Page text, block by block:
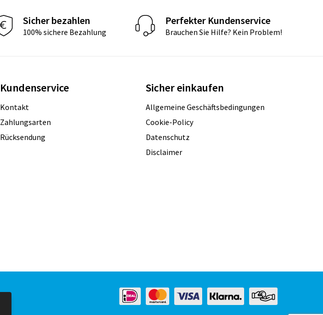
Sicher bezahlen
100% sichere Bezahlung
Perfekter Kundenservice
Brauchen Sie Hilfe? Kein Problem!
Kundenservice
Kontakt
Zahlungsarten
Rücksendung
Sicher einkaufen
Allgemeine Geschäftsbedingungen
Cookie-Policy
Datenschutz
Disclaimer